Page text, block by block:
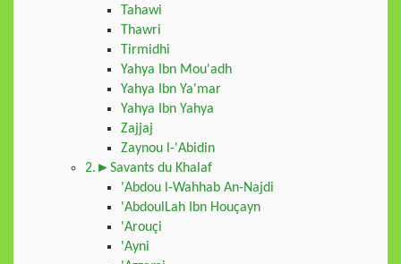
Tahawi
Thawri
Tirmidhi
Yahya Ibn Mou'adh
Yahya Ibn Ya'mar
Yahya Ibn Yahya
Zajjaj
Zaynou l-'Abidin
2.►Savants du Khalaf
'Abdou l-Wahhab An-Najdi
'AbdoulLah Ibn Houçayn
'Arouçi
'Ayni